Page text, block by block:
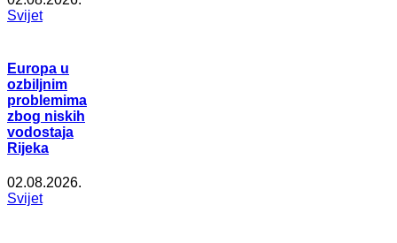
Svijet
Europa u
ozbiljnim
problemima
zbog niskih
vodostaja
Rijeka
02.08.2026.
Svijet